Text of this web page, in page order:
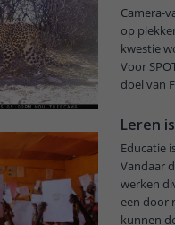
Camera-
op
kwestie
Voor
doel van
Leren
Educatie
Vandaar
werken
een door
kunnen